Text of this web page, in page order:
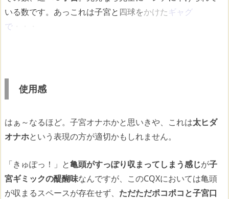
いる数です。あっこれは子宮と 四球をかけたギャグ
で
使用感
はぁ～なるほど。子宮オナホかと思いきや、これは太ヒダ
オナホという表現の方が適切かもしれません。
「きゅぽっ！」と亀頭がすっぽり収まってしまう感じが子
宮ギミックの醍醐味なんですが、このCQXにおいては亀頭
が収まるスペースが存在せず、 ただただポコポコと子宮口